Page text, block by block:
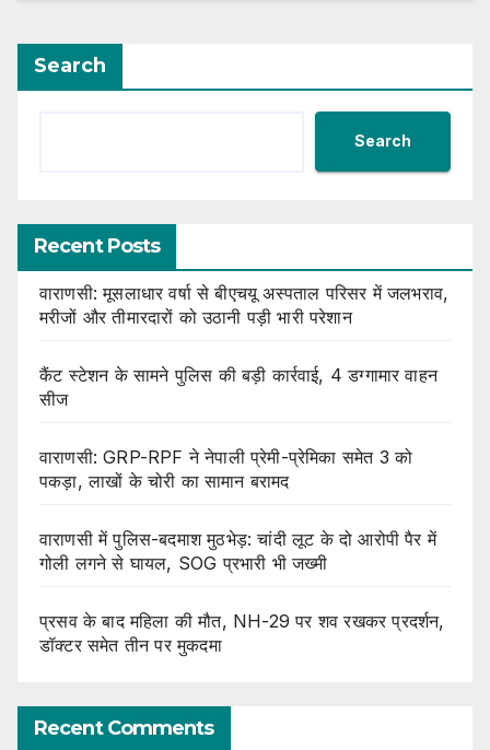
Search
Search
Recent Posts
वाराणसी: मूसलाधार वर्षा से बीएचयू अस्पताल परिसर में जलभराव,
मरीजों और तीमारदारों को उठानी पड़ी भारी परेशान
कैंट स्टेशन के सामने पुलिस की बड़ी कार्रवाई, 4 डग्गामार वाहन
सीज
वाराणसी: GRP-RPF ने नेपाली प्रेमी-प्रेमिका समेत 3 को
पकड़ा, लाखों के चोरी का सामान बरामद
वाराणसी में पुलिस-बदमाश मुठभेड़: चांदी लूट के दो आरोपी पैर में
गोली लगने से घायल, SOG प्रभारी भी जख्मी
प्रसव के बाद महिला की मौत, NH-29 पर शव रखकर प्रदर्शन,
डॉक्टर समेत तीन पर मुकदमा
Recent Comments